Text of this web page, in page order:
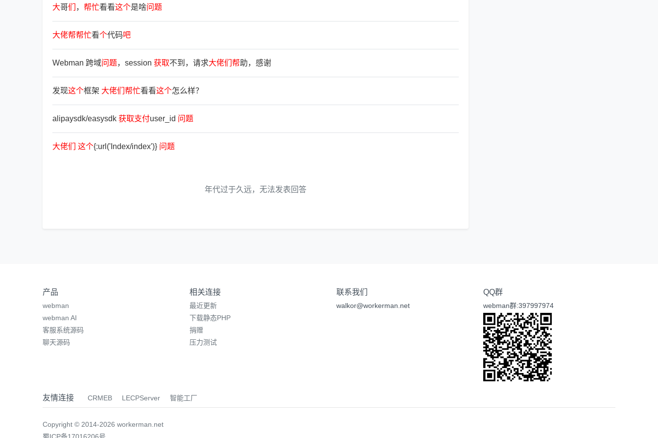
大哥们 ， 帮忙看看这个是啥问题
大佬帮帮忙看个代码吧
Webman 跨域问题，session 获取不到，请求大佬们 帮助，感谢
发现这个框架 大佬们 帮忙看看这个怎么样？
alipaysdk/easysdk 获取支付user_id 问题
大佬们 这个{:url('Index/index')} 问题
年代过于久远，无法发表回答
产品
webman
webman AI
客服系统源码
聊天源码
相关连接
最近更新
下载静态PHP
捐赠
压力测试
联系我们
walkor@workerman.net
QQ群
webman群:397997974
友情连接 CRMEB LECPServer 智能工厂
Copyright © 2014-2026 workerman.net
蜀ICP备17016206号